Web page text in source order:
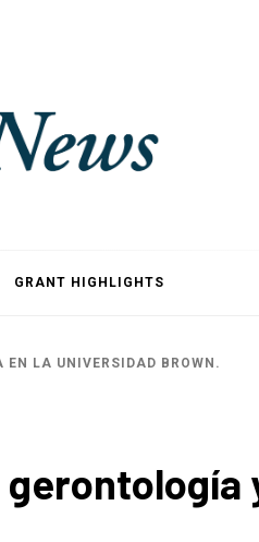
GRANT HIGHLIGHTS
LA UNIVERSIDAD BROWN.
gerontología